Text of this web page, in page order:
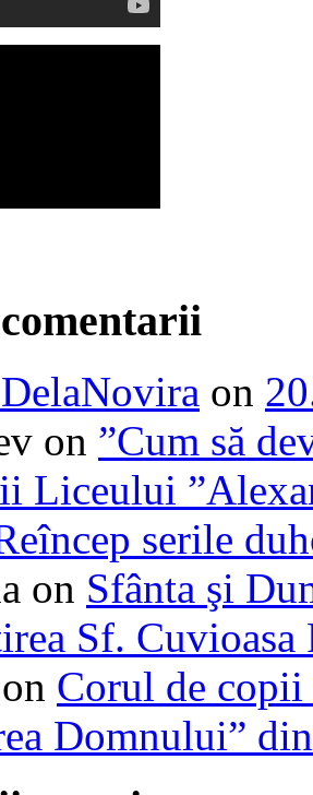
on
on ”Cum să
Liceului
serile
on Sfânta şi
Sf. Cuvioasa
on Corul de
Domnului”